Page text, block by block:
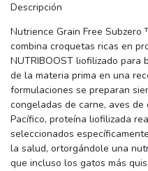
Descripción
Nutrience Grain Free
combina croquetas ricas en
NUTRIBOOST liofilizado para
de la materia prima en una
formulaciones se preparan
congeladas de carne, aves
Pacífico, proteína liofilizada
seleccionados
la salud, ortorgándole una
que incluso los gatos más